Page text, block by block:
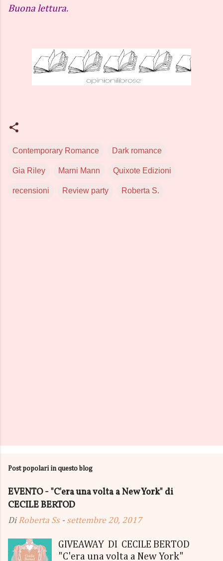
Buona lettura.
Contemporary Romance Dark romance
Gia Riley Marni Mann Quixote Edizioni
recensioni Review party Roberta S.
Post popolari in questo blog
EVENTO - "C'era una volta a New York" di
CECILE BERTOD
Di Roberta Ss - settembre 20, 2017
GIVEAWAY DI CECILE BERTOD
"C'era una volta a New York"